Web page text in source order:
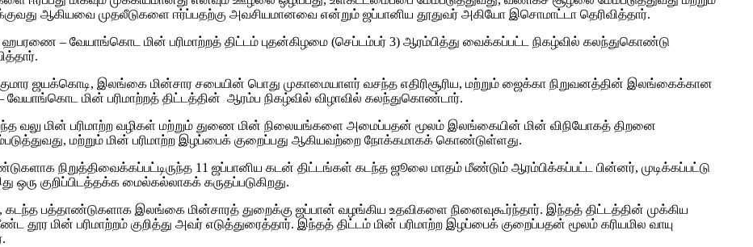
ஆகியவை முதலீடுகளை ஈர்ப்பதற்கு அவசியமானவை என்றும் ஜப்பானிய தூதுவர் அகியோ இசொமாட்டா தெரிவித்தார்.
ஹபரணை – வேயாங்கொட மின் பரிமாற்றத் திட்டம் புதன்கிழமை (செப்டம்பர் 3) ஆரம்பித்து வைக்கப்பட்ட நிகழ்வில் கலந்துகொண்டு
ஜயக்கொடி, இலங்கை மின்சார சபையின் பொது முகாமையாளர் வசந்த எதிரிசூரிய, மற்றும் ஜைக்கா நிறுவனத்தின் இலங்கைக்கான
மின் பரிமாற்றத் திட்டத்தின் ஆரம்ப நிகழ்வில் விழாவில் கலந்துகொண்டார்.
மின் பரிமாற்ற வழிகள் மற்றும் துணை மின் நிலையங்களை அமைப்பதன் மூலம் இலங்கையின் மின் விநியோகத் திறனை
மற்றும் மின் பரிமாற்ற இழப்பைக் குறைப்பது ஆகியவற்றை நோக்கமாகக் கொண்டுள்ளது.
நிறுத்திவைக்கப்பட்டிருந்த 11 ஜப்பானிய கடன் திட்டங்கள் கடந்த ஜூலை மாதம் மீண்டும் ஆரம்பிக்கப்பட்ட பின்னர், முடிக்கப்பட்டு
குறிப்பிடத்தக்க மைல்கல்லாகக் கருதப்படுகிறது.
கடந்த பத்தாண்டுகளாக இலங்கை மின்சாரத் துறைக்கு ஜப்பான் வழங்கிய உதவிகளை நினைவுகூர்ந்தார். இந்தத் திட்டத்தின் முக்கிய
மின் பரிமாற்றம் குறித்து அவர் எடுத்துரைத்தார். இந்தத் திட்டம் மின் பரிமாற்ற இழப்பைக் குறைப்பதன் மூலம் கரியமில வாயு